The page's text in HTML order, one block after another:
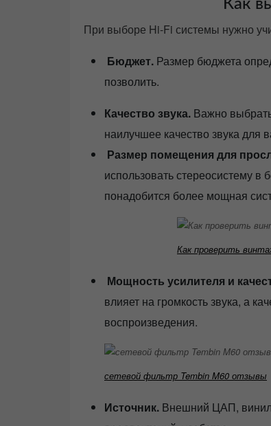
Как
При выборе Hi-Fi системы нужно
Бюджет. Размер бюджета
позволить.
Качество звука. Важно
наилучшее качество звука для
Размер помещения для
использовать стереосистему
понадобится более мощная
Как проверить
Мощность усилителя и
влияет на громкость звука, а
воспроизведения.
сетевой фильтр Tembin M60 отзывы
Источник. Внешний ЦАП,